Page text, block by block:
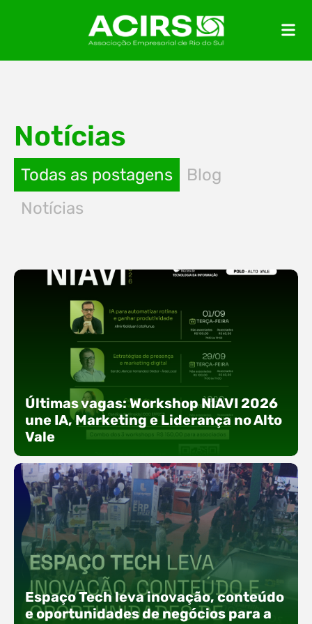
Notícias
Todas as postagens
Blog
Notícias
Últimas vagas: Workshop NIAVI 2026
une IA, Marketing e Liderança no Alto
Vale
Com o objetivo de impulsionar a produtividade, a
presença digital e a gestão nas empresas do
Alto Vale, o Núcleo de Tecnologia da Informação
(NIAVI), Polo ACATE-ACIRS, realiza a edição
Espaço Tech leva inovação, conteúdo
e oportunidades de negócios para a